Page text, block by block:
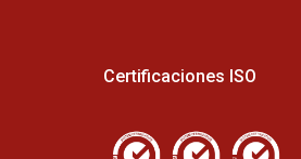
Certificaciones ISO